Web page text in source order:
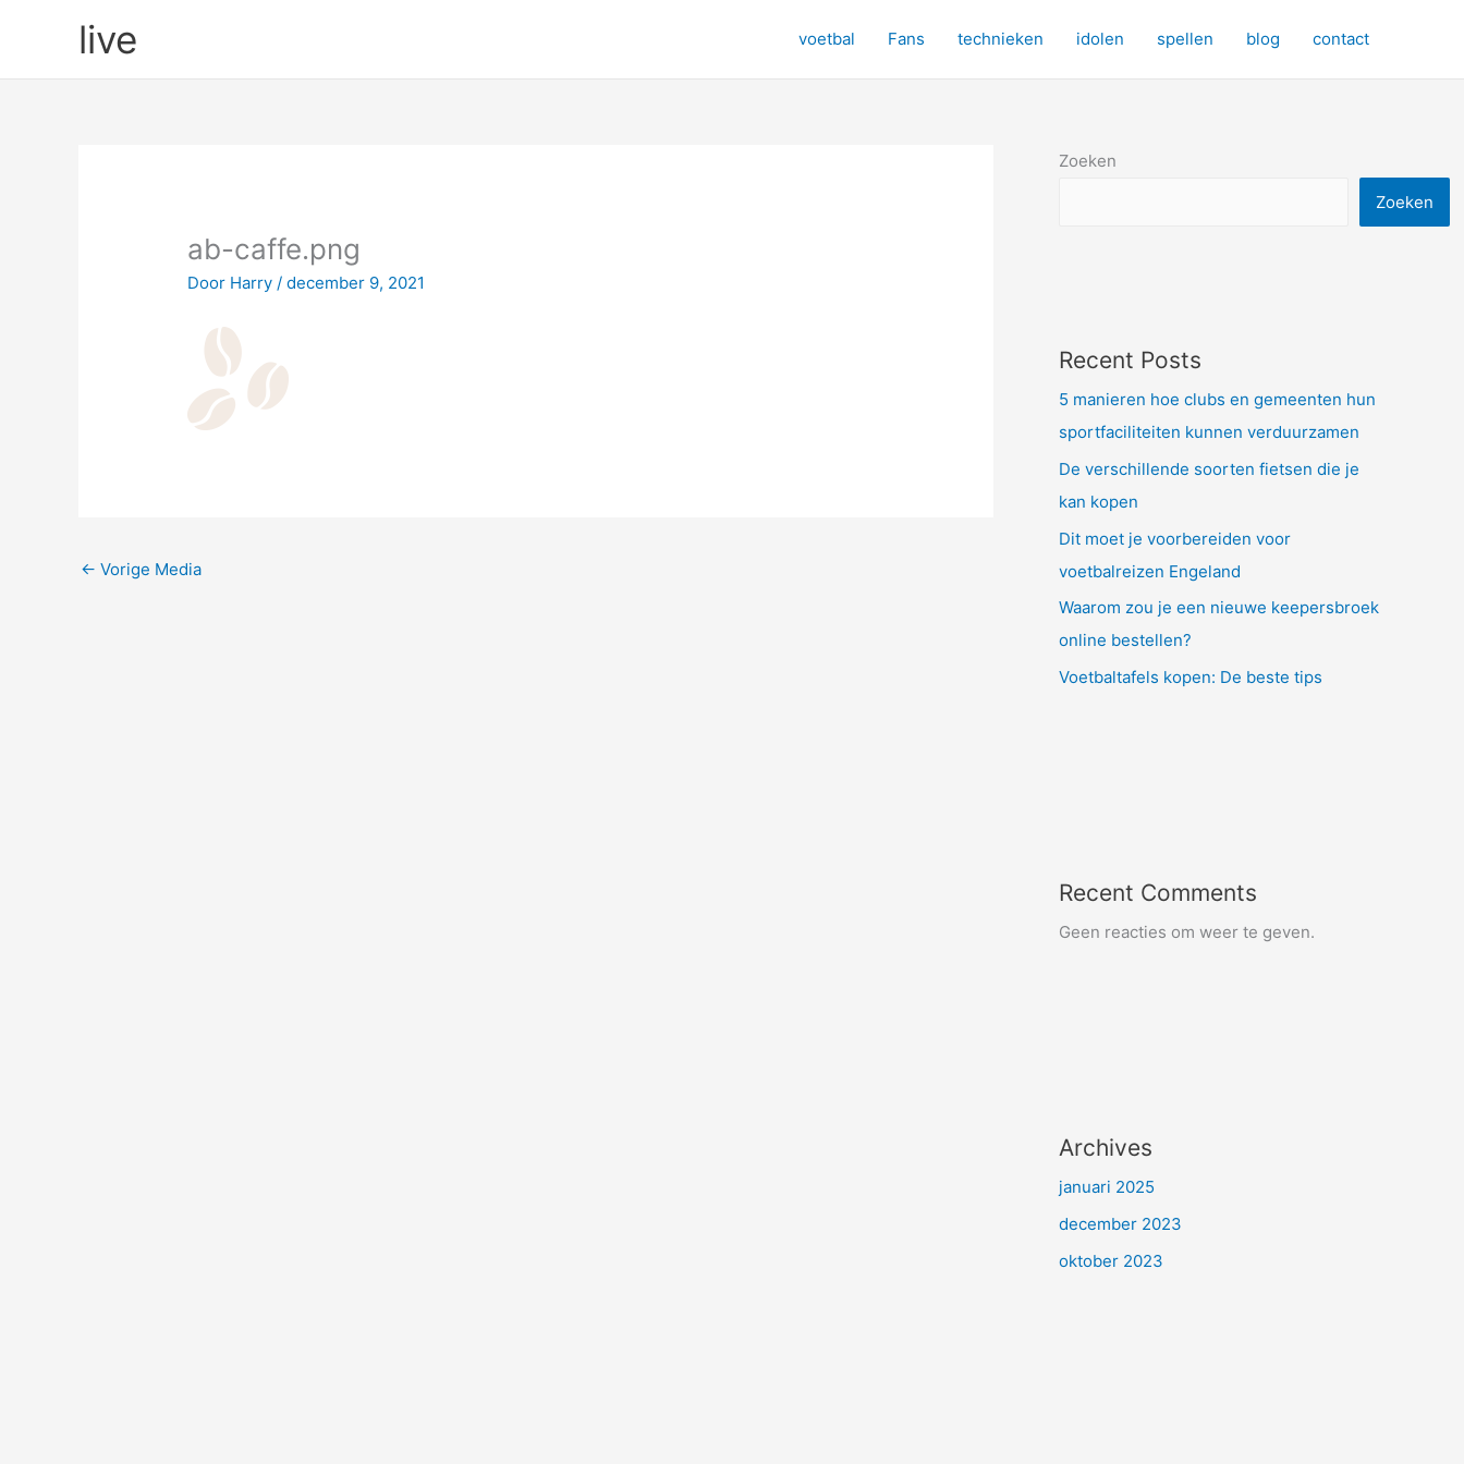
live voetbal Fans technieken idolen spellen blog contact
ab-caffe.png
Door Harry/december 9, 2021
← Vorige Media
Zoeken
Zoeken
Recent Posts
5 manieren hoe clubs en gemeenten hun
sportfaciliteiten kunnen verduurzamen
De verschillende soorten fietsen die je
kan kopen
Dit moet je voorbereiden voor
voetbalreizen Engeland
Waarom zou je een nieuwe keepersbroek
online bestellen?
Voetbaltafels kopen: De beste tips
Recent Comments
Geen reacties om weer te geven.
Archives
januari 2025
december 2023
oktober 2023